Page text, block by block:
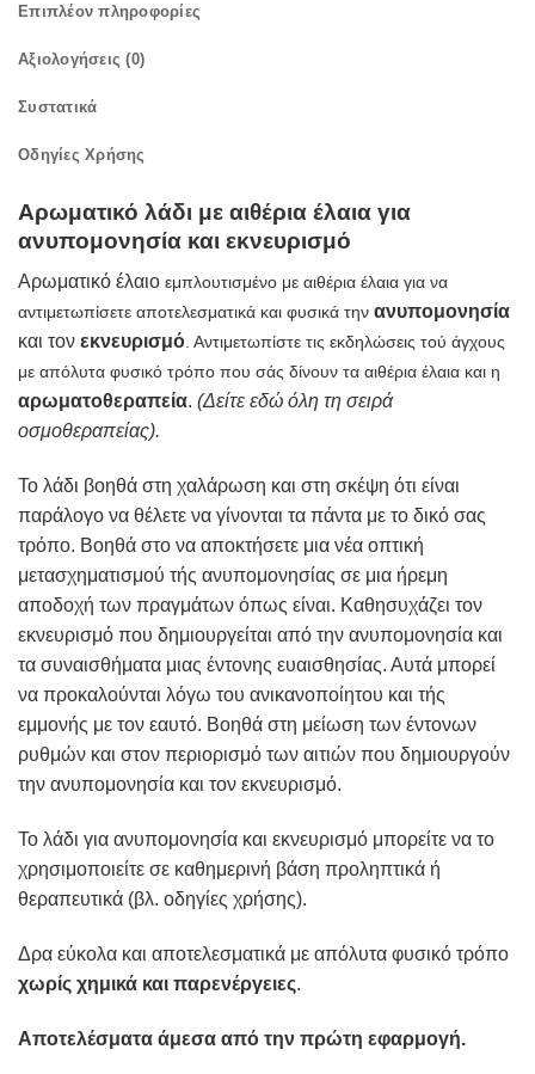
Επιπλέον πληροφορίες
Αξιολογήσεις (0)
Συστατικά
Οδηγίες Χρήσης
Αρωματικό λάδι με αιθέρια έλαια για
ανυπομονησία και εκνευρισμό
Αρωματικό έλαιο εμπλουτισμένο με αιθέρια έλαια για να
αντιμετωπίσετε αποτελεσματικά και φυσικά την ανυπομονησία
και τον εκνευρισμό. Αντιμετωπίστε τις εκδηλώσεις τού άγχους
με απόλυτα φυσικό τρόπο που σάς δίνουν τα αιθέρια έλαια και η
αρωματοθεραπεία. (Δείτε εδώ όλη τη σειρά
οσμοθεραπείας).
Το λάδι βοηθά στη χαλάρωση και στη σκέψη ότι είναι
παράλογο να θέλετε να γίνονται τα πάντα με το δικό σας
τρόπο. Βοηθά στο να αποκτήσετε μια νέα οπτική
μετασχηματισμού τής ανυπομονησίας σε μια ήρεμη
αποδοχή των πραγμάτων όπως είναι. Καθησυχάζει τον
εκνευρισμό που δημιουργείται από την ανυπομονησία και
τα συναισθήματα μιας έντονης ευαισθησίας. Αυτά μπορεί
να προκαλούνται λόγω του ανικανοποίητου και τής
εμμονής με τον εαυτό. Βοηθά στη μείωση των έντονων
ρυθμών και στον περιορισμό των αιτιών που δημιουργούν
την ανυπομονησία και τον εκνευρισμό.
Το λάδι για ανυπομονησία και εκνευρισμό μπορείτε να το
χρησιμοποιείτε σε καθημερινή βάση προληπτικά ή
θεραπευτικά (βλ. οδηγίες χρήσης).
Δρα εύκολα και αποτελεσματικά με απόλυτα φυσικό τρόπο
χωρίς χημικά και παρενέργειες.
Αποτελέσματα άμεσα από την πρώτη εφαρμογή.